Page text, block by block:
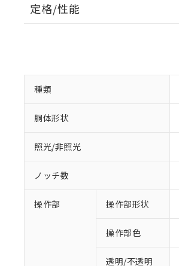
定格/性能
種類
胴体形状
照光/非照光
ノッチ数
操作部 操作部形状
操作部色
透明/不透明